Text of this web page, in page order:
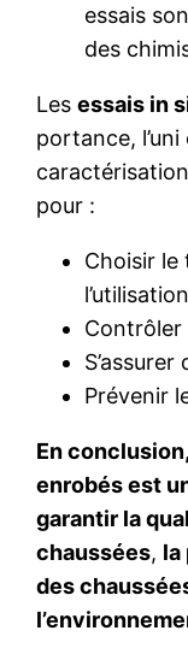
essais
des
Lesessais in
portance,
pour :
Choisir le
Contrôler
Prévenir
En
enrobés est
garantir la
chaussées, la
des